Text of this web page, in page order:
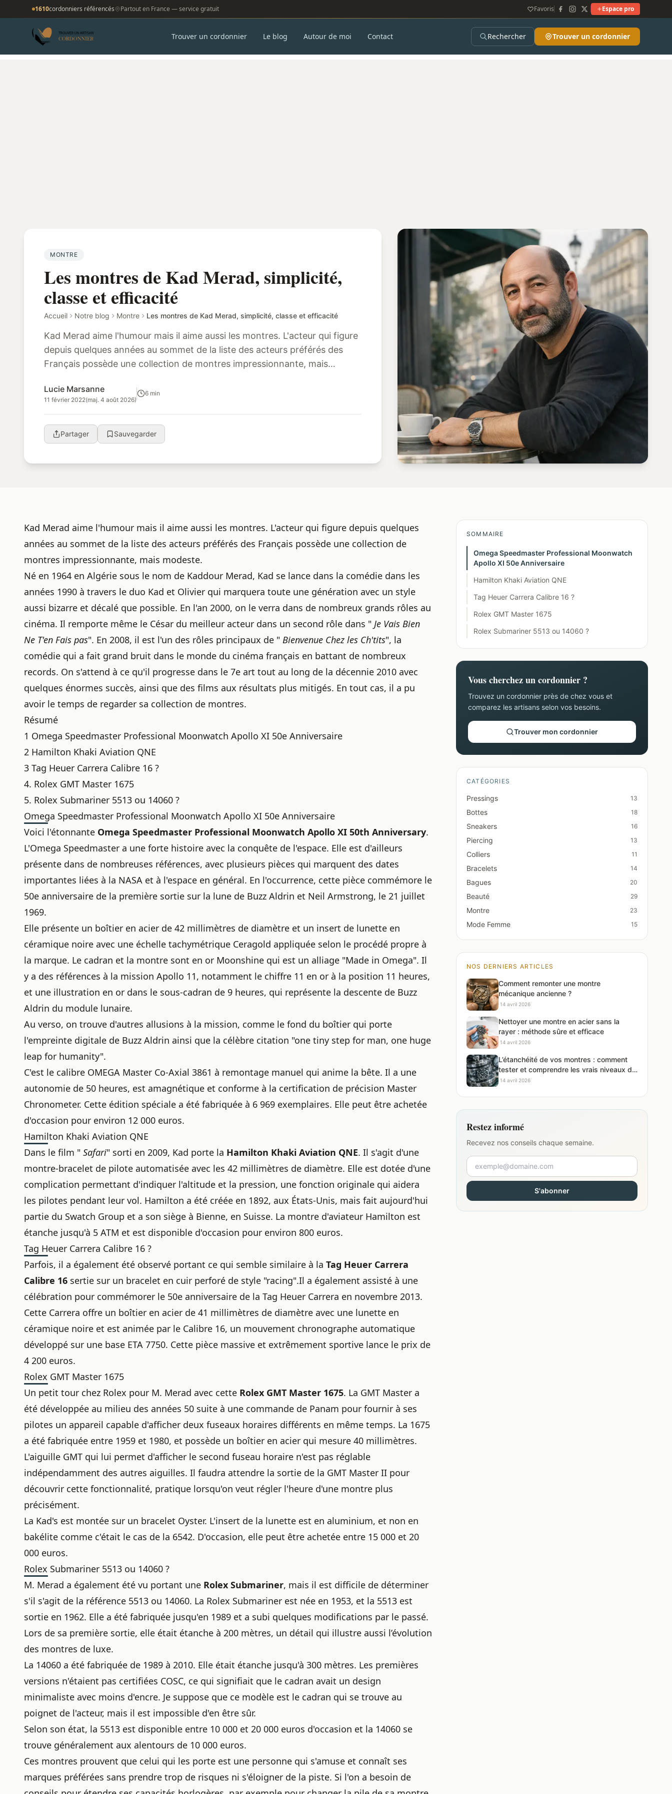
1610cordonniers référencés Partout en France — service gratuit Favoris Espace pro
Trouver un cordonnier Le blog Autour de moi Contact Rechercher Trouver un cordonnier
MONTRE
Les montres de Kad Merad, simplicité,
classe et efficacité
Accueil Notre blog Montre Les montres de Kad Merad, simplicité, classe et efficacité
Kad Merad aime l'humour mais il aime aussi les montres. L'acteur qui figure
depuis quelques années au sommet de la liste des acteurs préférés des
Français possède une collection de montres impressionnante, mais
Lucie Marsanne
11 février 2022(maj. 4 août 2026)
6 min
Partager Sauvegarder
Kad Merad aime l'humour mais il aime aussi les montres. L'acteur qui figure depuis quelques
années au sommet de la liste des acteurs préférés des Français possède une collection de
montres impressionnante, mais modeste.
Né en 1964 en Algérie sous le nom de Kaddour Merad, Kad se lance dans la comédie dans les
années 1990 à travers le duo Kad et Olivier qui marquera toute une génération avec un style
aussi bizarre et décalé que possible. En l'an 2000, on le verra dans de nombreux grands rôles au
cinéma. Il remporte même le César du meilleur acteur dans un second rôle dans " Je Vais Bien
Ne T'en Fais pas". En 2008, il est l'un des rôles principaux de " Bienvenue Chez les Ch'tits", la
comédie qui a fait grand bruit dans le monde du cinéma français en battant de nombreux
records. On s'attend à ce qu'il progresse dans le 7e art tout au long de la décennie 2010 avec
quelques énormes succès, ainsi que des films aux résultats plus mitigés. En tout cas, il a pu
avoir le temps de regarder sa collection de montres.
Résumé
1 Omega Speedmaster Professional Moonwatch Apollo XI 50e Anniversaire
2 Hamilton Khaki Aviation QNE
3 Tag Heuer Carrera Calibre 16 ?
4. Rolex GMT Master 1675
5. Rolex Submariner 5513 ou 14060 ?
Omega Speedmaster Professional Moonwatch Apollo XI 50e Anniversaire
Voici l'étonnante Omega Speedmaster Professional Moonwatch Apollo XI 50th Anniversary.
L'Omega Speedmaster a une forte histoire avec la conquête de l'espace. Elle est d'ailleurs
présente dans de nombreuses références, avec plusieurs pièces qui marquent des dates
importantes liées à la NASA et à l'espace en général. En l'occurrence, cette pièce commémore le
50e anniversaire de la première sortie sur la lune de Buzz Aldrin et Neil Armstrong, le 21 juillet
1969.
Elle présente un boîtier en acier de 42 millimètres de diamètre et un insert de lunette en
céramique noire avec une échelle tachymétrique Ceragold appliquée selon le procédé propre à
la marque. Le cadran et la montre sont en or Moonshine qui est un alliage "Made in Omega". Il
y a des références à la mission Apollo 11, notamment le chiffre 11 en or à la position 11 heures,
et une illustration en or dans le sous-cadran de 9 heures, qui représente la descente de Buzz
Aldrin du module lunaire.
Au verso, on trouve d'autres allusions à la mission, comme le fond du boîtier qui porte
l'empreinte digitale de Buzz Aldrin ainsi que la célèbre citation "one tiny step for man, one huge
leap for humanity".
C'est le calibre OMEGA Master Co-Axial 3861 à remontage manuel qui anime la bête. Il a une
autonomie de 50 heures, est amagnétique et conforme à la certification de précision Master
Chronometer. Cette édition spéciale a été fabriquée à 6 969 exemplaires. Elle peut être achetée
d'occasion pour environ 12 000 euros.
Hamilton Khaki Aviation QNE
Dans le film " Safari" sorti en 2009, Kad porte la Hamilton Khaki Aviation QNE. Il s'agit d'une
montre-bracelet de pilote automatisée avec les 42 millimètres de diamètre. Elle est dotée d'une
complication permettant d'indiquer l'altitude et la pression, une fonction originale qui aidera
les pilotes pendant leur vol. Hamilton a été créée en 1892, aux États-Unis, mais fait aujourd'hui
partie du Swatch Group et a son siège à Bienne, en Suisse. La montre d'aviateur Hamilton est
étanche jusqu'à 5 ATM et est disponible d'occasion pour environ 800 euros.
Tag Heuer Carrera Calibre 16 ?
Parfois, il a également été observé portant ce qui semble similaire à la Tag Heuer Carrera
Calibre 16 sertie sur un bracelet en cuir perforé de style "racing".Il a également assisté à une
célébration pour commémorer le 50e anniversaire de la Tag Heuer Carrera en novembre 2013.
Cette Carrera offre un boîtier en acier de 41 millimètres de diamètre avec une lunette en
céramique noire et est animée par le Calibre 16, un mouvement chronographe automatique
développé sur une base ETA 7750. Cette pièce massive et extrêmement sportive lance le prix de
4 200 euros.
Rolex GMT Master 1675
Un petit tour chez Rolex pour M. Merad avec cette Rolex GMT Master 1675. La GMT Master a
été développée au milieu des années 50 suite à une commande de Panam pour fournir à ses
pilotes un appareil capable d'afficher deux fuseaux horaires différents en même temps. La 1675
a été fabriquée entre 1959 et 1980, et possède un boîtier en acier qui mesure 40 millimètres.
L'aiguille GMT qui lui permet d'afficher le second fuseau horaire n'est pas réglable
indépendamment des autres aiguilles. Il faudra attendre la sortie de la GMT Master II pour
découvrir cette fonctionnalité, pratique lorsqu'on veut régler l'heure d'une montre plus
précisément.
La Kad's est montée sur un bracelet Oyster. L'insert de la lunette est en aluminium, et non en
bakélite comme c'était le cas de la 6542. D'occasion, elle peut être achetée entre 15 000 et 20
000 euros.
Rolex Submariner 5513 ou 14060 ?
M. Merad a également été vu portant une Rolex Submariner, mais il est difficile de déterminer
s'il s'agit de la référence 5513 ou 14060. La Rolex Submariner est née en 1953, et la 5513 est
sortie en 1962. Elle a été fabriquée jusqu'en 1989 et a subi quelques modifications par le passé.
Lors de sa première sortie, elle était étanche à 200 mètres, un détail qui illustre aussi l’évolution
des montres de luxe.
La 14060 a été fabriquée de 1989 à 2010. Elle était étanche jusqu'à 300 mètres. Les premières
versions n'étaient pas certifiées COSC, ce qui signifiait que le cadran avait un design
minimaliste avec moins d'encre. Je suppose que ce modèle est le cadran qui se trouve au
poignet de l'acteur, mais il est impossible d'en être sûr.
Selon son état, la 5513 est disponible entre 10 000 et 20 000 euros d'occasion et la 14060 se
trouve généralement aux alentours de 10 000 euros.
Ces montres prouvent que celui qui les porte est une personne qui s'amuse et connaît ses
marques préférées sans prendre trop de risques ni s'éloigner de la piste. Si l'on a besoin de
SOMMAIRE
Omega Speedmaster Professional Moonwatch
Apollo XI 50e Anniversaire
Hamilton Khaki Aviation QNE
Tag Heuer Carrera Calibre 16 ?
Rolex GMT Master 1675
Rolex Submariner 5513 ou 14060 ?
Vous cherchez un cordonnier ?
Trouvez un cordonnier près de chez vous et
comparez les artisans selon vos besoins.
Trouver mon cordonnier
CATÉGORIES
Pressings 13
Bottes 18
Sneakers 16
Piercing 13
Colliers 11
Bracelets 14
Bagues 20
Beauté 29
Montre 23
Mode Femme 15
NOS DERNIERS ARTICLES
Comment remonter une montre
mécanique ancienne ?
·14 avril 2026
Nettoyer une montre en acier sans la
rayer : méthode sûre et efficace
·14 avril 2026
L’étanchéité de vos montres : comment
tester et comprendre les vrais niveaux de
protection
·14 avril 2026
Restez informé
Recevez nos conseils chaque semaine.
S'abonner